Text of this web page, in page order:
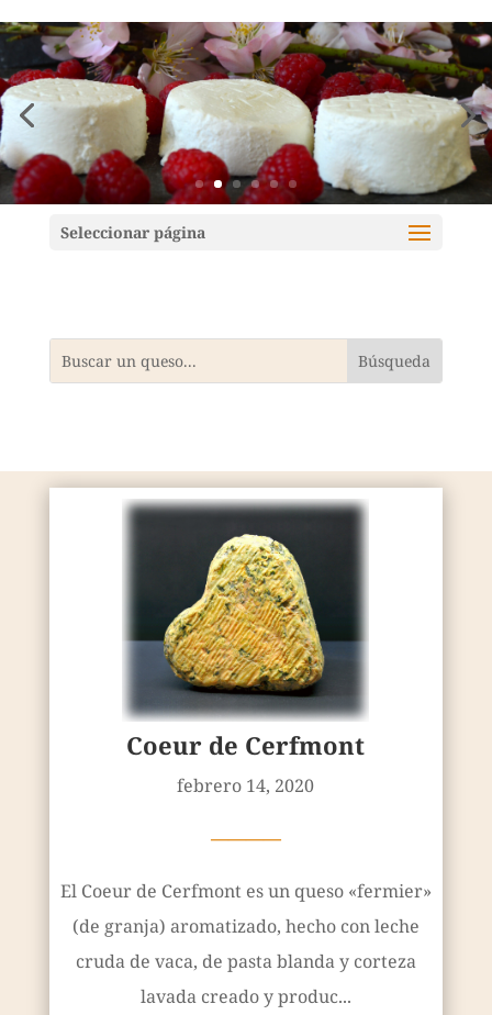
Mundoquesos
Seleccionar página
Coeur de Cerfmont
febrero 14, 2020
————
El Coeur de Cerfmont es un queso «fermier»
(de granja) aromatizado, hecho con leche
cruda de vaca, de pasta blanda y corteza
lavada creado y produc...